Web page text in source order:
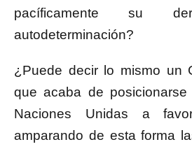
pacíficamente su
autodeterminación?
¿Puede decir lo mismo un
que acaba de
Naciones Unidas a
amparando de esta forma